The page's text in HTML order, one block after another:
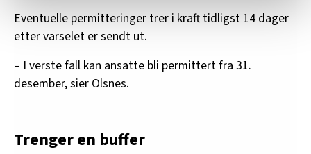
Vi deler bare informasjon om hvordan du bruker
nettstedet med LO Medias egne samarbeidspartnere
innenfor analyse og annonsering. Disse er angitt i
oversikten lengre ned på denne siden.
Eventuelle permitteringer trer i kraft tidligst 14 dager
etter varselet er sendt ut.
– I verste fall kan ansatte bli permittert fra 31.
desember, sier Olsnes.
Trenger en buffer